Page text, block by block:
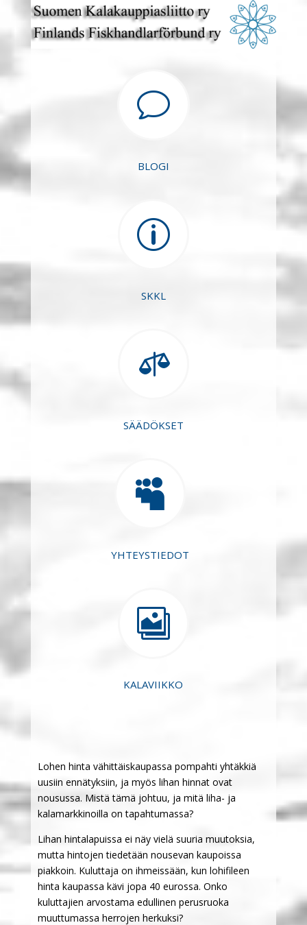
v
BLOGI
p
SKKL

SÄÄDÖKSET

YHTEYSTIEDOT

KALAVIIKKO
Lohen hinta vähittäiskaupassa pompahti yhtäkkiä
uusiin ennätyksiin, ja myös lihan hinnat ovat
nousussa. Mistä tämä johtuu, ja mitä liha- ja
kalamarkkinoilla on tapahtumassa?
Lihan hintalapuissa ei näy vielä suuria muutoksia,
mutta hintojen tiedetään nousevan kaupoissa
piakkoin. Kuluttaja on ihmeissään, kun lohifileen
hinta kaupassa kävi jopa 40 eurossa. Onko
kuluttajien arvostama edullinen perusruoka
muuttumassa herrojen herkuksi?